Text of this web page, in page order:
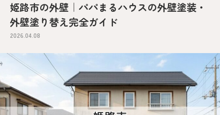
姫路市の外壁｜パパまるハウスの外壁塗装・
外壁塗り替え完全ガイド
2026.04.08